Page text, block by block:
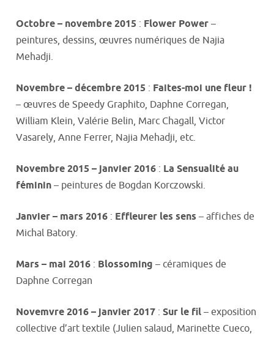
Octobre – novembre 2015 : Flower Power –
peintures, dessins, œuvres numériques de Najia
Mehadji.
Novembre – décembre 2015 : Faites-moi une fleur !
– œuvres de Speedy Graphito, Daphne Corregan,
William Klein, Valérie Belin, Marc Chagall, Victor
Vasarely, Anne Ferrer, Najia Mehadji, etc.
Novembre 2015 – janvier 2016 : La Sensualité au
féminin – peintures de Bogdan Korczowski.
Janvier – mars 2016 : Effleurer les sens – affiches de
Michal Batory.
Mars – mai 2016 : Blossoming – céramiques de
Daphne Corregan
Novemvre 2016 – janvier 2017 : Sur le fil – exposition
collective d’art textile (Julien salaud, Marinette Cueco,